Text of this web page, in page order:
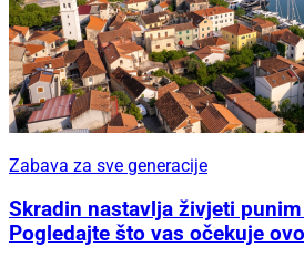
Zabava za sve generacije
Skradin nastavlja živjeti
Pogledajte što vas očekuje